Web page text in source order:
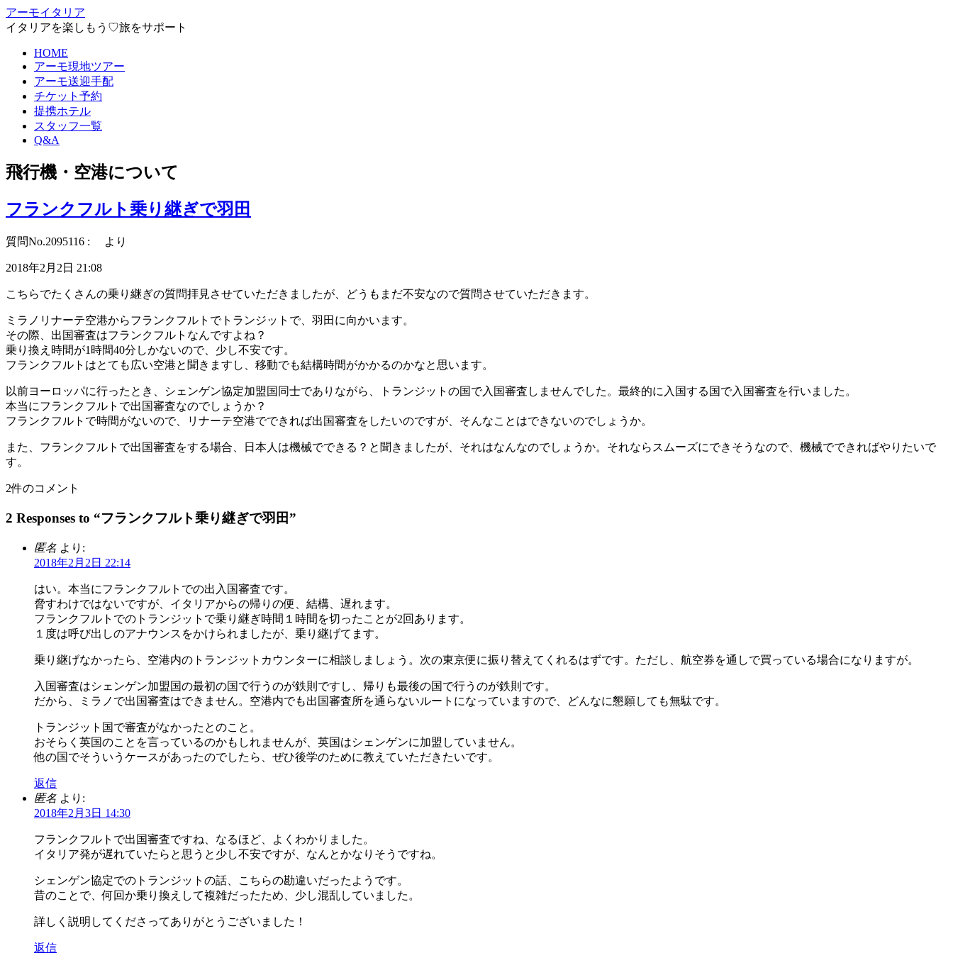
アーモイタリア
イタリアを楽しもう♡旅をサポート
HOME
アーモ現地ツアー
アーモ送迎手配
チケット予約
提携ホテル
スタッフ一覧
Q&A
飛行機・空港について
フランクフルト乗り継ぎで羽田
質問No.2095116 : より
2018年2月2日 21:08
こちらでたくさんの乗り継ぎの質問拝見させていただきましたが、どうもまだ不安なので質問させていただきます。
ミラノリナーテ空港からフランクフルトでトランジットで、羽田に向かいます。
その際、出国審査はフランクフルトなんですよね？
乗り換え時間が1時間40分しかないので、少し不安です。
フランクフルトはとても広い空港と聞きますし、移動でも結構時間がかかるのかなと思います。
以前ヨーロッパに行ったとき、シェンゲン協定加盟国同士でありながら、トランジットの国で入国審査しませんでした。最終的に入国する国で入国審査を行いました。
本当にフランクフルトで出国審査なのでしょうか？
フランクフルトで時間がないので、リナーテ空港でできれば出国審査をしたいのですが、そんなことはできないのでしょうか。
また、フランクフルトで出国審査をする場合、日本人は機械でできる？と聞きましたが、それはなんなのでしょうか。それならスムーズにできそうなので、機械でできればやりたいで
す。
2件のコメント
2 Responses to “フランクフルト乗り継ぎで羽田”
匿名 より:
2018年2月2日 22:14
はい。本当にフランクフルトでの出入国審査です。
脅すわけではないですが、イタリアからの帰りの便、結構、遅れます。
フランクフルトでのトランジットで乗り継ぎ時間１時間を切ったことが2回あります。
１度は呼び出しのアナウンスをかけられましたが、乗り継げてます。
乗り継げなかったら、空港内のトランジットカウンターに相談しましょう。次の東京便に振り替えてくれるはずです。ただし、航空券を通しで買っている場合になりますが。
入国審査はシェンゲン加盟国の最初の国で行うのが鉄則ですし、帰りも最後の国で行うのが鉄則です。
だから、ミラノで出国審査はできません。空港内でも出国審査所を通らないルートになっていますので、どんなに懇願しても無駄です。
トランジット国で審査がなかったとのこと。
おそらく英国のことを言っているのかもしれませんが、英国はシェンゲンに加盟していません。
他の国でそういうケースがあったのでしたら、ぜひ後学のために教えていただきたいです。
返信
匿名 より:
2018年2月3日 14:30
フランクフルトで出国審査ですね、なるほど、よくわかりました。
イタリア発が遅れていたらと思うと少し不安ですが、なんとかなりそうですね。
シェンゲン協定でのトランジットの話、こちらの勘違いだったようです。
昔のことで、何回か乗り換えして複雑だったため、少し混乱していました。
詳しく説明してくださってありがとうございました！
返信